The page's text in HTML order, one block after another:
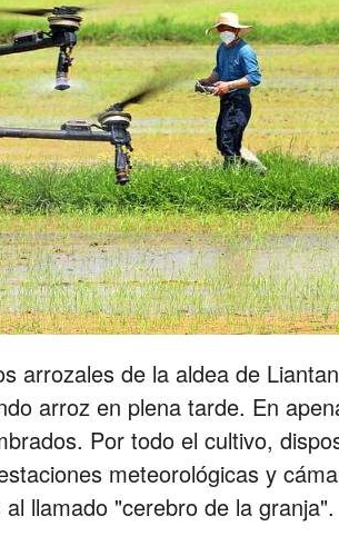
arrozales de la aldea de
arroz en plena tarde. En
Por todo el cultivo,
meteorológicas y
llamado "cerebro de la granja".